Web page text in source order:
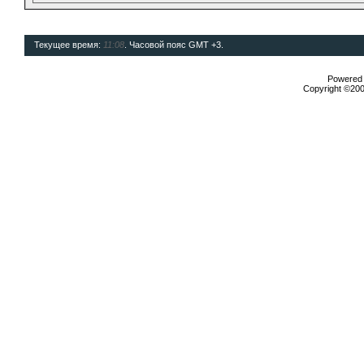
Текущее время: 11:08 . Часовой пояс GMT +3.
Copyright